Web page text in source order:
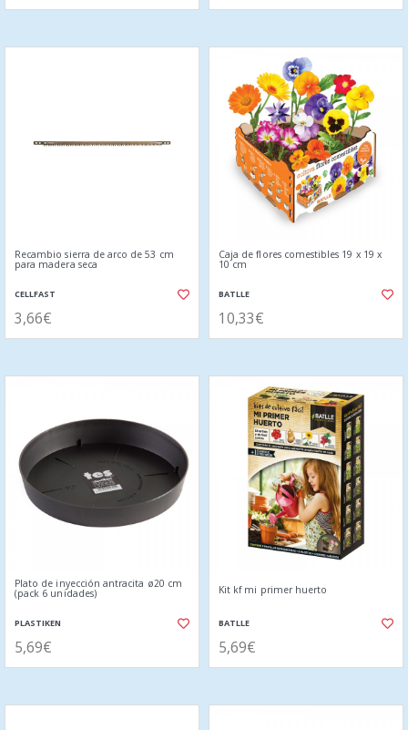
Recambio sierra de arco de 53 cm
para madera seca
CELLFAST
3,66€
Caja de flores comestibles 19 x 19 x
10 cm
BATLLE
10,33€
Plato de inyección antracita ø20 cm
(pack 6 unidades)
PLASTIKEN
5,69€
Kit kf mi primer huerto
BATLLE
5,69€